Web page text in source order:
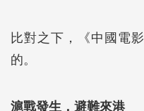
比對之下，《中國電
的。
滬戰發生．避難來港